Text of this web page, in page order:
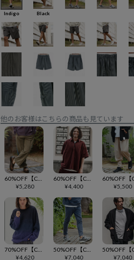
Indigo Black
他のお客様はこちらの商品も見ています
¥5,280
¥4,400
¥5,500
¥4,620
¥7,040
¥7,040